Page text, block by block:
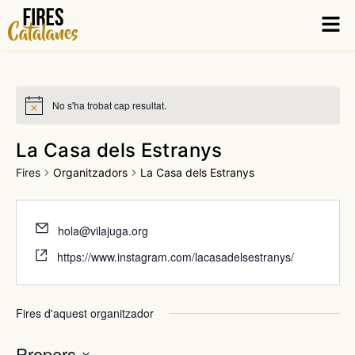
No s'ha trobat cap resultat.
La Casa dels Estranys
Fires Organitzadors La Casa dels Estranys
hola@vilajuga.org
https://www.instagram.com/lacasadelsestranys/
Fires d'aquest organitzador